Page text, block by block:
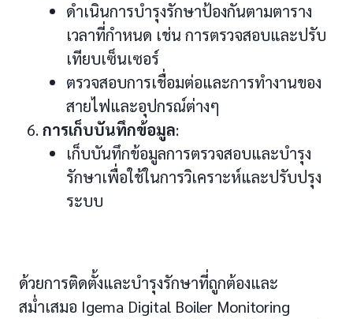
ดำเนินการบำรุงรักษาป้องกันตามตาราง
เวลาที่กำหนด เช่น การตรวจสอบและปรับ
เทียบเซ็นเซอร์
ตรวจสอบการเชื่อมต่อและการทำงานของ
สายไฟและอุปกรณ์ต่างๆ
การเก็บบันทึกข้อมูล:
เก็บบันทึกข้อมูลการตรวจสอบและบำรุง
รักษาเพื่อใช้ในการวิเคราะห์และปรับปรุง
ระบบ
ด้วยการติดตั้งและบำรุงรักษาที่ถูกต้องและ
สม่ำเสมอ Igema Digital Boiler Monitoring